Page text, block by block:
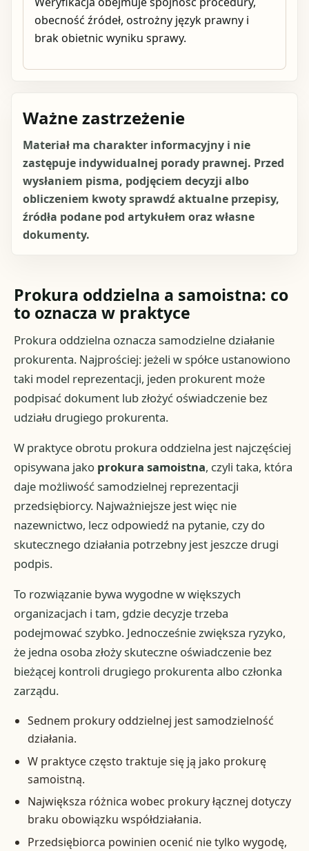
obecność źródeł, ostrożny język prawny i
brak obietnic wyniku sprawy.
Ważne zastrzeżenie
Materiał ma charakter informacyjny i nie
zastępuje indywidualnej porady prawnej. Przed
wysłaniem pisma, podjęciem decyzji albo
obliczeniem kwoty sprawdź aktualne przepisy,
źródła podane pod artykułem oraz własne
dokumenty.
Prokura oddzielna a samoistna: co
to oznacza w praktyce
Prokura oddzielna oznacza samodzielne działanie
prokurenta. Najprościej: jeżeli w spółce ustanowiono
taki model reprezentacji, jeden prokurent może
podpisać dokument lub złożyć oświadczenie bez
udziału drugiego prokurenta.
W praktyce obrotu prokura oddzielna jest najczęściej
opisywana jako prokura samoistna, czyli taka, która
daje możliwość samodzielnej reprezentacji
przedsiębiorcy. Najważniejsze jest więc nie
nazewnictwo, lecz odpowiedź na pytanie, czy do
skutecznego działania potrzebny jest jeszcze drugi
podpis.
To rozwiązanie bywa wygodne w większych
organizacjach i tam, gdzie decyzje trzeba
podejmować szybko. Jednocześnie zwiększa ryzyko,
że jedna osoba złoży skuteczne oświadczenie bez
bieżącej kontroli drugiego prokurenta albo członka
zarządu.
Sednem prokury oddzielnej jest samodzielność
działania.
W praktyce często traktuje się ją jako prokurę
samoistną.
Największa różnica wobec prokury łącznej dotyczy
braku obowiązku współdziałania.
Przedsiębiorca powinien ocenić nie tylko wygodę,